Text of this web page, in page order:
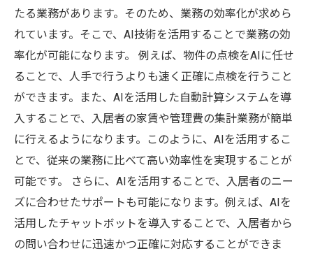
たる業務があります。そのため、業務の効率化が求めら
れています。そこで、AI技術を活用することで業務の効
率化が可能になります。 例えば、物件の点検をAIに任せ
ることで、人手で行うよりも速く正確に点検を行うこと
ができます。また、AIを活用した自動計算システムを導
入することで、入居者の家賃や管理費の集計業務が簡単
に行えるようになります。このように、AIを活用するこ
とで、従来の業務に比べて高い効率性を実現することが
可能です。 さらに、AIを活用することで、入居者のニー
ズに合わせたサポートも可能になります。例えば、AIを
活用したチャットボットを導入することで、入居者から
の問い合わせに迅速かつ正確に対応することができま